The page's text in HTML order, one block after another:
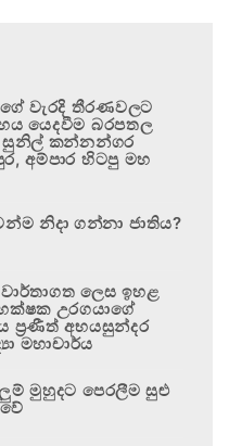
වැරදි තීරණවලට
යෙදවීම බරපතල
සුනිල් කන්නන්ගර
අම්පාර හිටපු මහ
නිදා ගන්නා ජාතිය?
වාර්තාගත ලෙස ඉහළ
උරගයාගේ
ප්‍රණීත් අභයසුන්දර
මහාචාර්ය
මුහුදට පෙරලීම සුළු